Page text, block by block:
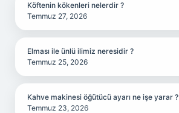
Köftenin kökenleri nelerdir ?
Temmuz 27, 2026
Elması ile ünlü ilimiz neresidir ?
Temmuz 25, 2026
Kahve makinesi öğütücü ayarı ne işe yarar ?
Temmuz 23, 2026